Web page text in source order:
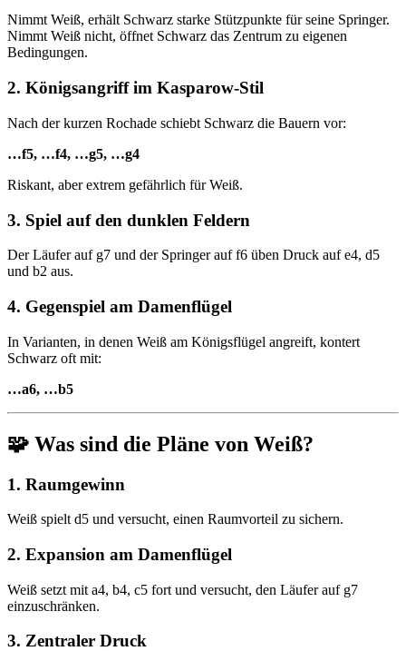
Nimmt Weiß, erhält Schwarz starke Stützpunkte für seine Springer.
Nimmt Weiß nicht, öffnet Schwarz das Zentrum zu eigenen
Bedingungen.
2. Königsangriff im Kasparow-Stil
Nach der kurzen Rochade schiebt Schwarz die Bauern vor:
…f5, …f4, …g5, …g4
Riskant, aber extrem gefährlich für Weiß.
3. Spiel auf den dunklen Feldern
Der Läufer auf g7 und der Springer auf f6 üben Druck auf e4, d5
und b2 aus.
4. Gegenspiel am Damenflügel
In Varianten, in denen Weiß am Königsflügel angreift, kontert
Schwarz oft mit:
…a6, …b5
🧩 Was sind die Pläne von Weiß?
1. Raumgewinn
Weiß spielt d5 und versucht, einen Raumvorteil zu sichern.
2. Expansion am Damenflügel
Weiß setzt mit a4, b4, c5 fort und versucht, den Läufer auf g7
einzuschränken.
3. Zentraler Druck